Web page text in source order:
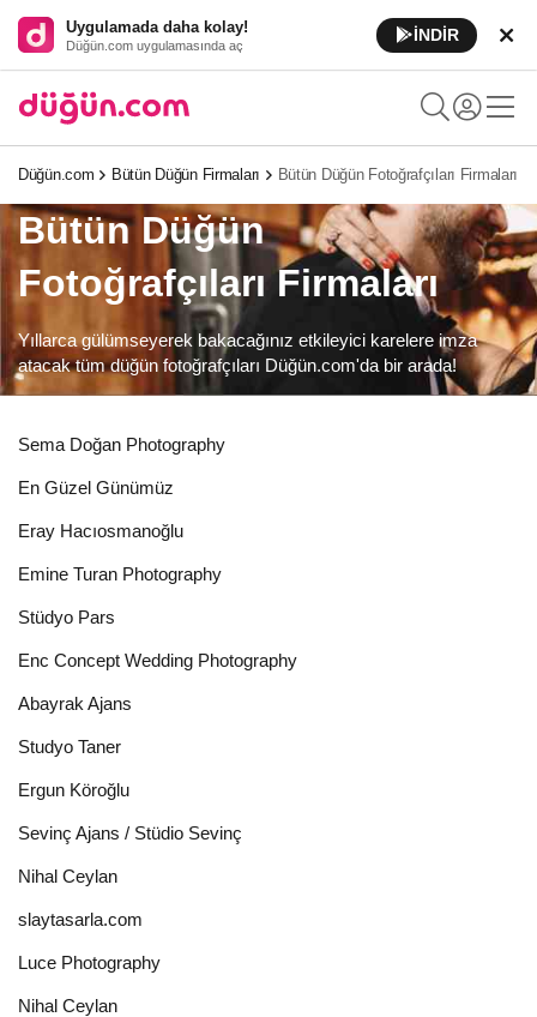
Uygulamada daha kolay!
Düğün.com uygulamasında aç
İNDİR
Düğün.com Bütün Düğün Firmaları Bütün Düğün Fotoğrafçıları Firmaları
Bütün Düğün
Fotoğrafçıları Firmaları
Yıllarca gülümseyerek bakacağınız etkileyici karelere imza
atacak tüm düğün fotoğrafçıları Düğün.com'da bir arada!
Sema Doğan Photography
En Güzel Günümüz
Eray Hacıosmanoğlu
Emine Turan Photography
Stüdyo Pars
Enc Concept Wedding Photography
Abayrak Ajans
Studyo Taner
Ergun Köroğlu
Sevinç Ajans / Stüdio Sevinç
Nihal Ceylan
slaytasarla.com
Luce Photography
Nihal Ceylan